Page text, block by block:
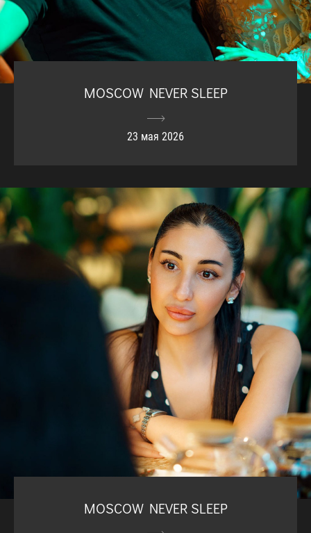
MOSCOW NEVER SLEEP
23 мая 2026
MOSCOW NEVER SLEEP